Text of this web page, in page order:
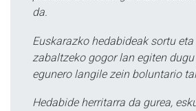
da.
Euskarazko hedabideak sortu
zabaltzeko gogor lan egiten dugu
egunero langile zein boluntario
Hedabide herritarra da gurea,